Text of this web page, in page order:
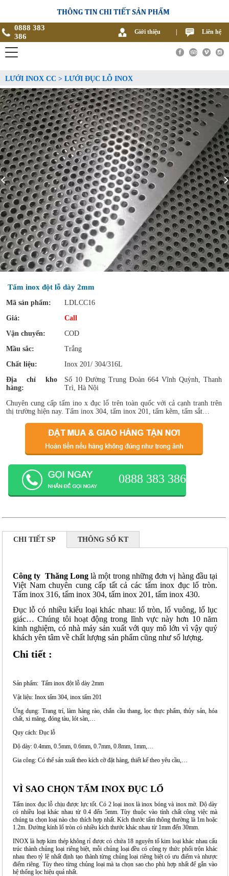
0888 383
386
Giới thiệu Liên hệ
LƯỚI INOX CC > LƯỚI ĐỤC LỖ INOX
Tấm inox đột lỗ dày 2mm
Mã sản phẩm:
LDLCC16
Giá:
Call
Vận chuyển:
COD
Mầu sắc:
Trắng
Chất liệu:
Inox 201/ 304/316L
Địa chỉ kho
hàng:
Số 10 Đường Trung Đoàn 664 Vĩnh Quỳnh, Thanh
Trì, Hà Nội
Chuyên cung cấp tấm ino x đục lổ trên toàn quốc với cả cạnh tranh trên
thị trường hiện nay. Tấm inox 304, tấm inox 201, tấm kẽm, tấm sắt…
0888 383 386
CHI TIẾT SP THÔNG SỐ KT
Công ty Thăng Longlà một trong những đơn vị hàng đầu tại
Việt Nam chuyên cung cấp tất cả các tấm inox đục lổ tròn.
Tấm inox 316, tấm inox 304, tấm inox 201, tấm inox 430.
Đục lỗ có nhiều kiểu loại khác nhau: lổ tròn, lổ vuông, lổ lục
giác… Chúng tôi hoạt động trong lĩnh vực này hơn 10 năm
kinh nghiệm, có nhà máy sản xuất với quy mô lớn vì vậy quý
khách yên tâm về chất lượng sản phẩm cũng như số lượng.
Chi tiết :
Sản phẩm: Tấm inox đột lỗ dày 2mm
Vật liệu: Inox tấm 304, inox tấm 201
Ứng dụng: Trang trí, làm hàng rào, chắn cầu thang, lọc thực phẩm, thủy sản, hóa
chất, xi măng, đóng tàu, lót sàn,…
Quy cách: Đục lỗ
Độ dày: 0.4mm, 0.5mm, 0.6mm, 0.7mm, 0.8mm, 1mm,…
Gia công: Có thể sản xuất theo kích cỡ đặt hàng, thiết kế theo yêu cầu,…
VÌ SAO CHỌN TẤM INOX ĐỤC LỔ
Tấm inox đục lỗ chịu được lực tốt. Có 2 loại inox là inox bóng và inox mờ. Độ dày
có nhiều loại khác nhau từ 0.4 đến 5mm. Tùy thuộc vào tính chất công việc mà
chúng ta chọn loại nào cho thích hợp nhất. Kích thước tấm thông thường là 1m hoặc
1.2m. Đường kính lổ tròn có nhiều kích thước khác nhau từ 1mm đến 30mm.
INOX là hợp kim thép không rỉ được có chứa 18 nguyên tố kim loại khác nhau cấu
trúc thành chủng loại riêng biệt, mỗi chủng loại đều có công ty thức phối trộn khác
nhau theo tỷ lệ nhất định tạo thành từng chủng loại riêng biệt có ưu điểm và nhược
điểm riêng. Tùy theo từng chủng loại mà ta chọn sao cho phù hợp nhất để gắn vào
hệ thống lọc hiệu quả nhất.